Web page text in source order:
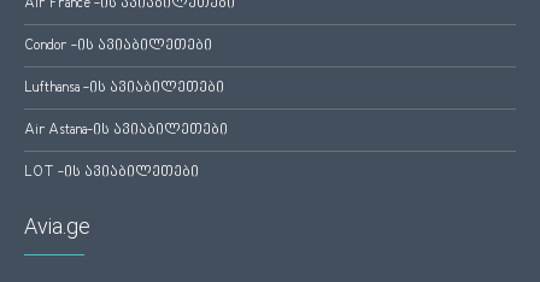
Air France -ის ავიაბილეთები
Condor -ის ავიაბილეთები
Lufthansa -ის ავიაბილეთები
Air Astana-ის ავიაბილეთები
LOT -ის ავიაბილეთები
Avia.ge